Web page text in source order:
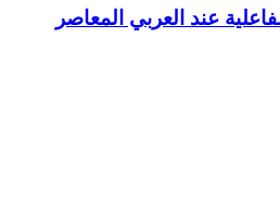
عند العربي المعاصر